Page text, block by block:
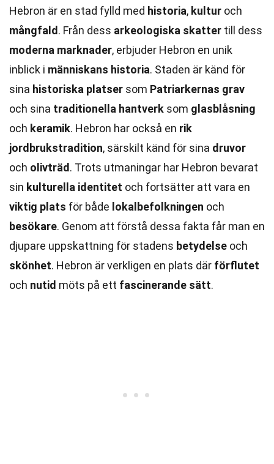
Hebron är en stad fylld med historia, kultur och
mångfald . Från dess arkeologiska skatter till dess
moderna marknader, erbjuder Hebron en unik
inblick i människans historia. Staden är känd för
sina historiska platser som Patriarkernas grav
och sina traditionella hantverk som glasblåsning
och keramik. Hebron har också en rik
jordbrukstradition, särskilt känd för sina druvor
och olivträd . Trots utmaningar har Hebron bevarat
sin kulturella identitet och fortsätter att vara en
viktig plats för både lokalbefolkningen och
besökare. Genom att förstå dessa fakta får man en
djupare uppskattning för stadens betydelse och
skönhet. Hebron är verkligen en plats där förflutet
och nutid möts på ett fascinerande sätt.